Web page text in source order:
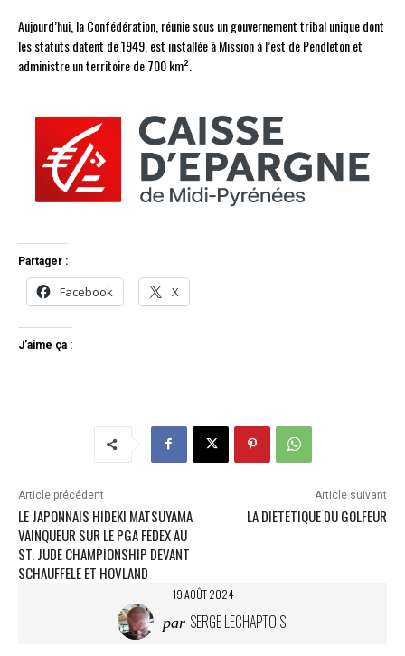
Aujourd’hui, la Confédération, réunie sous un gouvernement tribal unique dont
les statuts datent de 1949, est installée à Mission à l’est de Pendleton et
administre un territoire de 700 km².
Partager :
Facebook X
J’aime ça :
Article précédent
LE JAPONNAIS HIDEKI MATSUYAMA
VAINQUEUR SUR LE PGA FEDEX AU
ST. JUDE CHAMPIONSHIP DEVANT
SCHAUFFELE ET HOVLAND
Article suivant
LA DIETETIQUE DU GOLFEUR
19 AOÛT 2024
par SERGE LECHAPTOIS